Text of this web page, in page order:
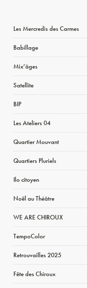
Les Mercredis des Carmes
Babillage
Mix’âges
Satellite
BIP
Les Ateliers 04
Quartier Mouvant
Quartiers Pluriels
Ilo citoyen
Noël au Théâtre
WE ARE CHIROUX
TempoColor
Retrouvailles 2025
Fête des Chiroux